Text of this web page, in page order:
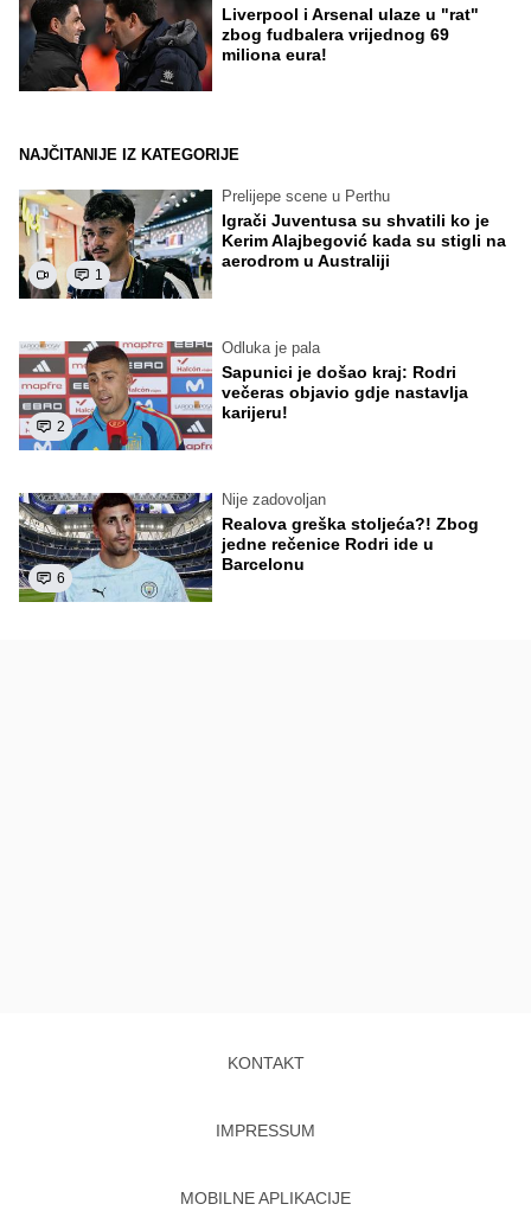
Liverpool i Arsenal ulaze u "rat"
zbog fudbalera vrijednog 69
miliona eura!
NAJČITANIJE IZ KATEGORIJE
1
Prelijepe scene u Perthu
Igrači Juventusa su shvatili ko je
Kerim Alajbegović kada su stigli na
aerodrom u Australiji
2
Odluka je pala
Sapunici je došao kraj: Rodri
večeras objavio gdje nastavlja
karijeru!
6
Nije zadovoljan
Realova greška stoljeća?! Zbog
jedne rečenice Rodri ide u
Barcelonu
KONTAKT
IMPRESSUM
MOBILNE APLIKACIJE